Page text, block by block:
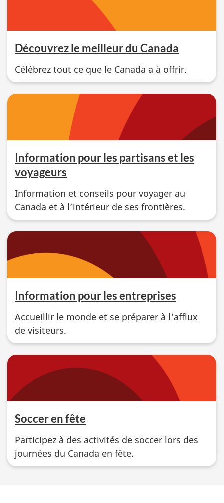
Découvrez le meilleur du Canada
Célébrez tout ce que le Canada a à offrir.
Information pour les partisans et les
voyageurs
Information et conseils pour voyager au
Canada et à l’intérieur de ses frontières.
Information pour les entreprises
Accueillir le monde et se préparer à l'afflux
de visiteurs.
Soccer en fête
Participez à des activités de soccer lors des
journées du Canada en fête.